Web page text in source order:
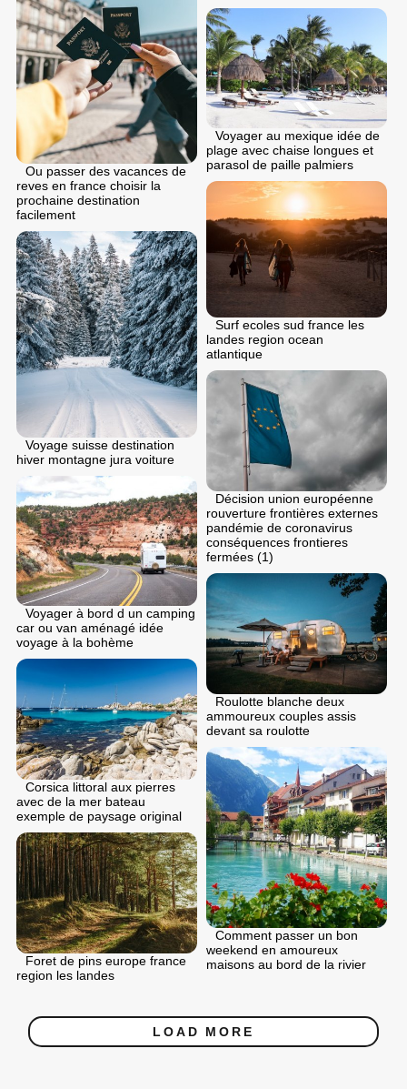
Ou passer des vacances de
reves en france choisir la
prochaine destination
facilement
Voyager au mexique idée de
plage avec chaise longues et
parasol de paille palmiers
Surf ecoles sud france les
landes region ocean
atlantique
Voyage suisse destination
hiver montagne jura voiture
Décision union européenne
rouverture frontières externes
pandémie de coronavirus
conséquences frontieres
fermées (1)
Voyager à bord d un camping
car ou van aménagé idée
voyage à la bohème
Roulotte blanche deux
ammoureux couples assis
devant sa roulotte
Corsica littoral aux pierres
avec de la mer bateau
exemple de paysage original
Comment passer un bon
weekend en amoureux
maisons au bord de la rivier
Foret de pins europe france
region les landes
LOAD MORE